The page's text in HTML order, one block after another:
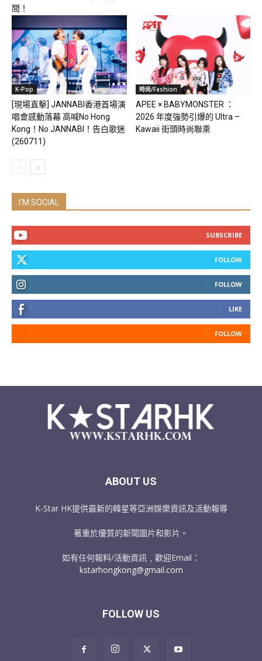
間！
K-Pop
[現場直擊] JANNABI香港首場演
唱會感動落幕 高喊No Hong
Kong！No JANNABI！告白歌迷
(260711)
時尚/Fashion
APEE × BABYMONSTER ：
2026 年度強勢引爆的 Ultra –
Kawaii 街頭時尚聯乘
I'M SOCIAL
SUBSCRIBE
FOLLOW
FOLLOW
LIKE
FOLLOW
ABOUT US
K-Star HK提供最新的韓星等亞洲娛樂資訊及活動報導
著重於優質的新聞圖片和影片。
如有任何報料/活動資訊﹐歡迎Email：
kstarhongkong@gmail.com
FOLLOW US